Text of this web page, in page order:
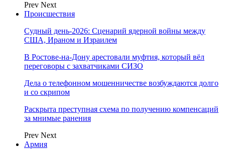
Prev Next
Происшествия
Судный день-2026: Сценарий ядерной войны между
США, Ираном и Израилем
В Ростове-на-Дону арестовали муфтия, который вёл
переговоры с захватчиками СИЗО
Дела о телефонном мошенничестве возбуждаются долго
и со скрипом
Раскрыта преступная схема по получению компенсаций
за мнимые ранения
Prev Next
Армия